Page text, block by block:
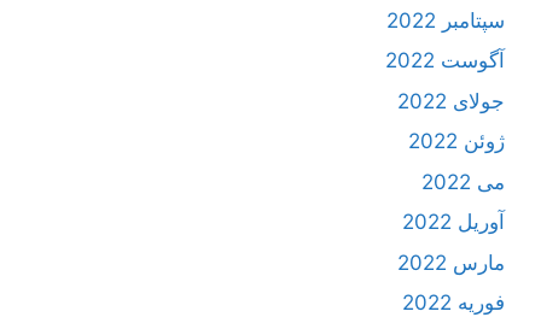
سپتامبر 2022
آگوست 2022
جولای 2022
ژوئن 2022
می 2022
آوریل 2022
مارس 2022
فوریه 2022